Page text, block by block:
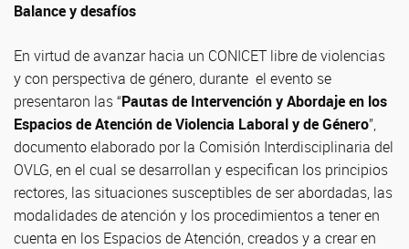
Balance y desafíos
En virtud de avanzar hacia un CONICET libre de violencias
y con perspectiva de género, durante el evento se
presentaron las “Pautas de Intervención y Abordaje en los
Espacios de Atención de Violencia Laboral y de Género”,
documento elaborado por la Comisión Interdisciplinaria del
OVLG, en el cual se desarrollan y especifican los principios
rectores, las situaciones susceptibles de ser abordadas, las
modalidades de atención y los procedimientos a tener en
cuenta en los Espacios de Atención, creados y a crear en